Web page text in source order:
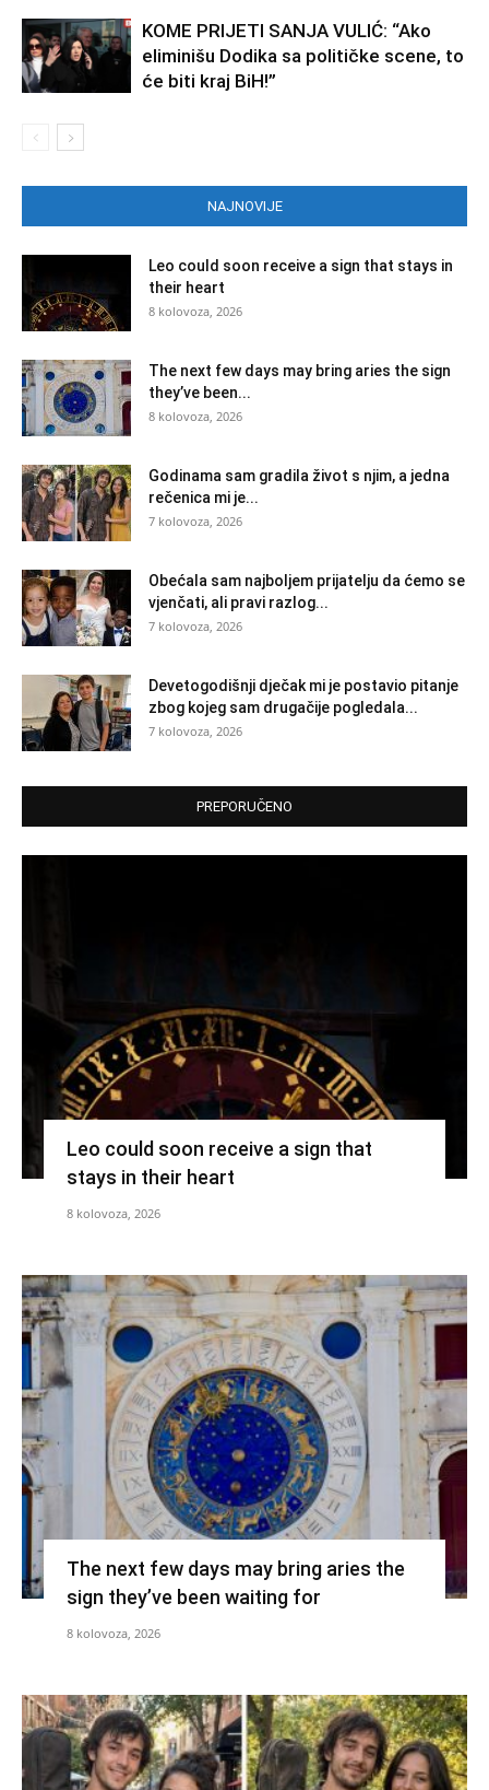
KOME PRIJETI SANJA VULIĆ: “Ako
eliminišu Dodika sa političke scene, to
će biti kraj BiH!”
NAJNOVIJE
Leo could soon receive a sign that stays in
their heart
8 kolovoza, 2026
The next few days may bring aries the sign
they’ve been...
8 kolovoza, 2026
Godinama sam gradila život s njim, a jedna
rečenica mi je...
7 kolovoza, 2026
Obećala sam najboljem prijatelju da ćemo se
vjenčati, ali pravi razlog...
7 kolovoza, 2026
Devetogodišnji dječak mi je postavio pitanje
zbog kojeg sam drugačije pogledala...
7 kolovoza, 2026
PREPORUČENO
Leo could soon receive a sign that
stays in their heart
8 kolovoza, 2026
The next few days may bring aries the
sign they’ve been waiting for
8 kolovoza, 2026